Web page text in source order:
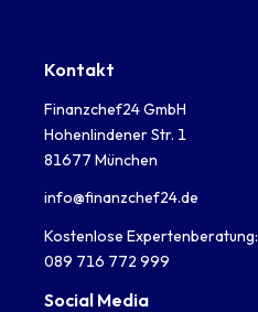
Kontakt
Finanzchef24 GmbH
Hohenlindener Str. 1
81677 München
info@finanzchef24.de
Kostenlose Expertenberatung:
089 716 772 999
Social Media